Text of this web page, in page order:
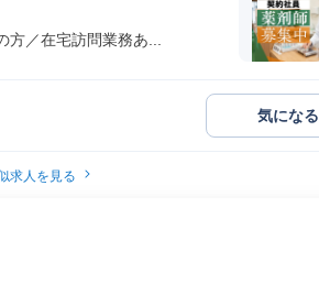
／在宅訪問業務あ...
気になる
求人を見る